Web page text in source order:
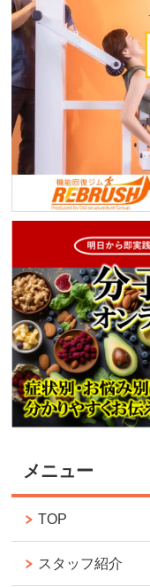
メニュー
TOP
スタッフ紹介